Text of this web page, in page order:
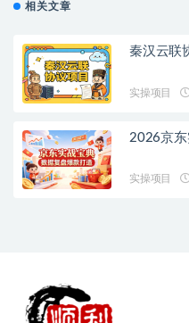
相关文章
秦汉云联
实操项目
2026京
实操项目